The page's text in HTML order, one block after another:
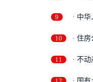
9 · 中
10 · 住
11 · 不